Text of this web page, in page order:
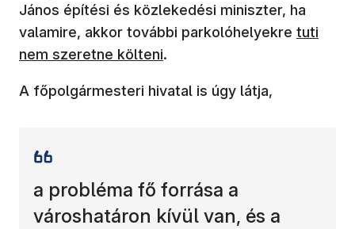
János építési és közlekedési miniszter, ha
valamire, akkor további parkolóhelyekre (új
tuti
nem szeretne költeni.
A főpolgármesteri hivatal is úgy látja,
a probléma fő forrása a
városhatáron kívül van, és a